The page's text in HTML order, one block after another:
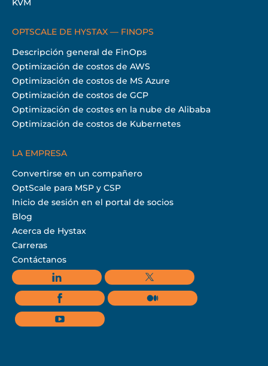
KVM
OPTSCALE DE HYSTAX — FINOPS
Descripción general de FinOps
Optimización de costos de AWS
Optimización de costos de MS Azure
Optimización de costos de GCP
Optimización de costes en la nube de Alibaba
Optimización de costos de Kubernetes
LA EMPRESA
Convertirse en un compañero
OptScale para MSP y CSP
Inicio de sesión en el portal de socios
Blog
Acerca de Hystax
Carreras
Contáctanos